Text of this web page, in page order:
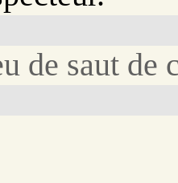
de saut de